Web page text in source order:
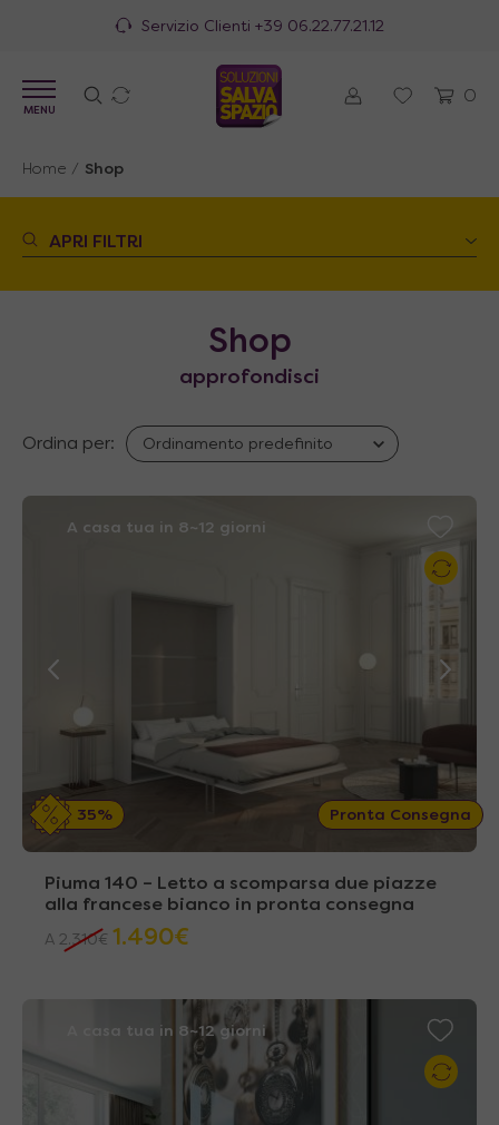
100% Made in Italy
0
MENU
Home / Shop
APRI FILTRI
Shop
approfondisci
Ordina per:
A casa tua in 8~12 giorni
Pronta Consegna
35%
Piuma 140 – Letto a scomparsa due piazze
alla francese bianco in pronta consegna
A 2.310€ 1.490€
A casa tua in 8~12 giorni